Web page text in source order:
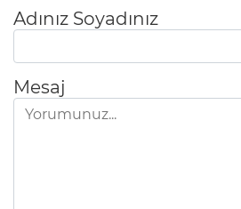
Adınız Soyadınız
Mesaj